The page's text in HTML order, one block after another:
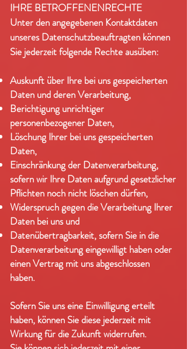
IHRE BETROFFENENRECHTE
Unter den angegebenen Kontaktdaten
unseres Datenschutzbeauftragten können
Sie jederzeit folgende Rechte ausüben:
Auskunft über Ihre bei uns gespeicherten
Daten und deren Verarbeitung,
Berichtigung unrichtiger
personenbezogener Daten,
Löschung Ihrer bei uns gespeicherten
Daten,
Einschränkung der Datenverarbeitung,
sofern wir Ihre Daten aufgrund gesetzlicher
Pflichten noch nicht löschen dürfen,
Widerspruch gegen die Verarbeitung Ihrer
Daten bei uns und
Datenübertragbarkeit, sofern Sie in die
Datenverarbeitung eingewilligt haben oder
einen Vertrag mit uns abgeschlossen
haben.
Sofern Sie uns eine Einwilligung erteilt
haben, können Sie diese jederzeit mit
Wirkung für die Zukunft widerrufen.